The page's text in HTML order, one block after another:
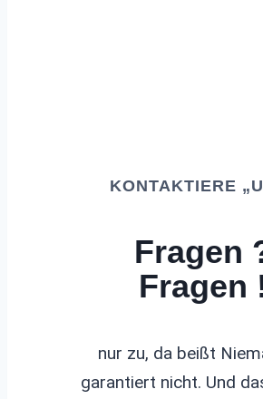
KONTAKTIERE
Fragen
Fragen
nur zu, da beißt
garantiert nicht. Und